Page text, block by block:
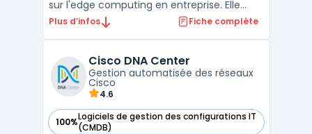
sur l'edge computing en entreprise. Elle
assure la performance, la sécurité et
fil et filaires, le SD-WAN et le SASE.La solut ...
Plus d’infos Fiche complète
Cisco DNA Center
Gestion automatisée des réseaux
Cisco
4.6
100%Logiciels de gestion des configurations IT
(CMDB)
— voir Cisco DNA Center dans cette catégorie